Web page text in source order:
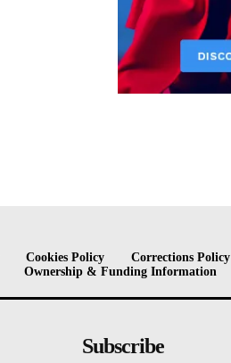
Cookies Policy Corrections Policy
Ownership & Funding Information
Subscribe